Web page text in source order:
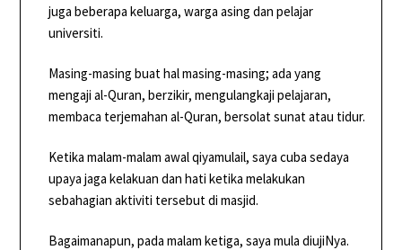
juga beberapa keluarga, warga asing dan pelajar
universiti.
Masing-masing buat hal masing-masing; ada yang
mengaji al-Quran, berzikir, mengulangkaji pelajaran,
membaca terjemahan al-Quran, bersolat sunat atau tidur.
Ketika malam-malam awal qiyamulail, saya cuba sedaya
upaya jaga kelakuan dan hati ketika melakukan
sebahagian aktiviti tersebut di masjid.
Bagaimanapun, pada malam ketiga, saya mula diujiNya.